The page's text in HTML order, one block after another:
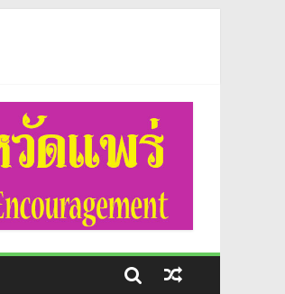
ไตรมาสที่ 3 (เดื่อน เมษายน ถึง
นักงานส่งเสริมการเรียนรู้ประจำ
ะมาณ พ.ศ.2569 ระดับจังหวัด ณ